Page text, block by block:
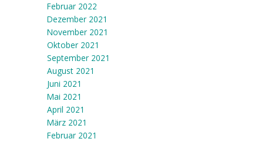
Februar 2022
Dezember 2021
November 2021
Oktober 2021
September 2021
August 2021
Juni 2021
Mai 2021
April 2021
März 2021
Februar 2021